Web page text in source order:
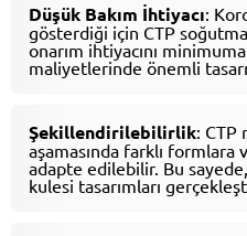
Düşük Bakım İhtiyacı:
gösterdiği için CTP
onarım ihtiyacını
maliyetlerinde önemli
Şekillendirilebilirlik: CTP
aşamasında farklı formlara
adapte edilebilir. Bu
kulesi tasarımları